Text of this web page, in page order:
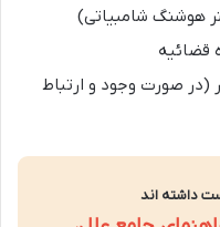
هوشنگ شامبیاتی)
قضائیه
(در صورت وجود و ارتباط
داشته اند